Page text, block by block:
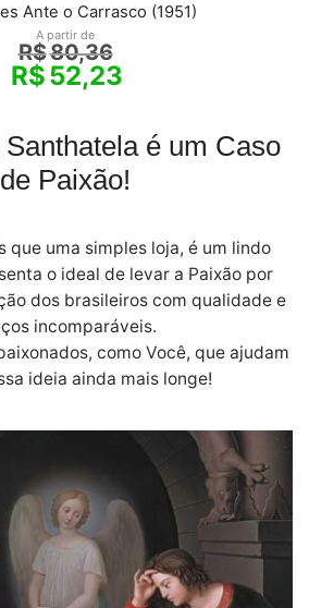
Ante o Carrasco (1951)
A partir de
R$80,36
R$52,23
é um Caso
de Paixão!
que uma simples loja, é um lindo
o ideal de levar a Paixão por
dos brasileiros com qualidade e
incomparáveis.
como Você, que ajudam
ideia ainda mais longe!